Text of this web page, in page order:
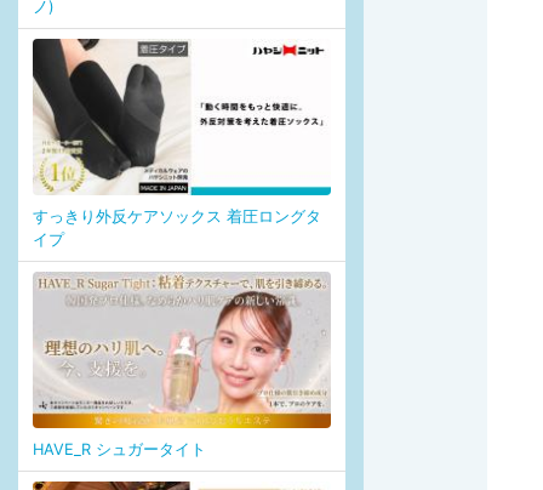
ノ)
すっきり外反ケアソックス 着圧ロングタ
イプ
HAVE_R シュガータイト